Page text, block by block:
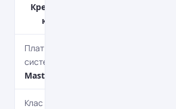
Кредитна
картка
Платіжна
система
MasterCard
Клас картки